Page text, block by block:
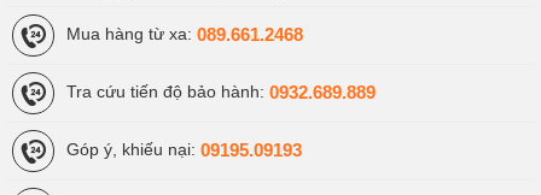
Mua hàng từ xa: 089.661.2468
Tra cứu tiến độ bảo hành: 0932.689.889
Góp ý, khiếu nại: 09195.09193